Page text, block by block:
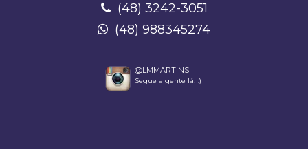
(48) 3242-3051
(48) 988345274
@LMMARTINS_
Segue a gente lá! :)